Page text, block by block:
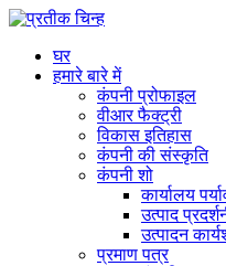
घर
हमारे बारे में
कंपनी प्रोफाइल
वीआर फैक्ट्री
विकास इतिहास
कंपनी की संस्कृति
कंपनी शो
कार्यालय
उत्पाद
उत्पादन
प्रमाण पत्र